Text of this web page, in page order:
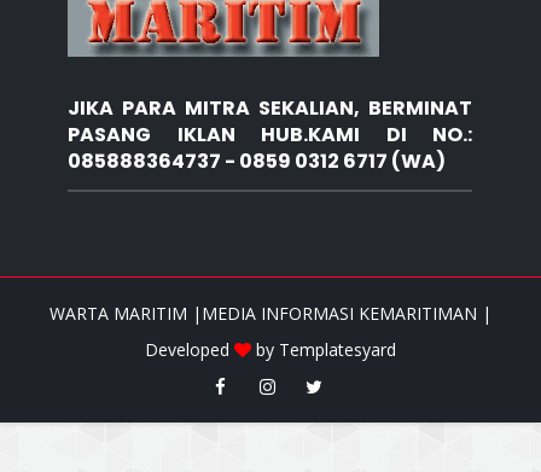
JIKA PARA MITRA SEKALIAN, BERMINAT
PASANG IKLAN HUB.KAMI DI NO.:
085888364737 - 0859 0312 6717 (WA)
WARTA MARITIM |MEDIA INFORMASI KEMARITIMAN |
Developed
by Templatesyard